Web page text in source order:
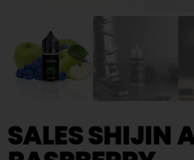
SALES SHIJIN